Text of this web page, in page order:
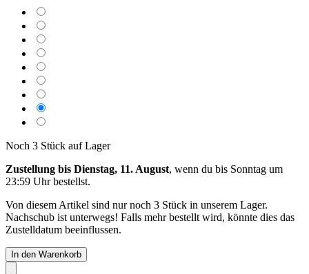
Noch 3 Stück auf Lager
Zustellung bis Dienstag, 11. August, wenn du bis Sonntag um
23:59 Uhrbestellst.
Von diesem Artikel sind nur noch 3 Stück in unserem Lager.
Nachschub ist unterwegs! Falls mehr bestellt wird, könnte dies das
Zustelldatum beeinflussen.
In den Warenkorb